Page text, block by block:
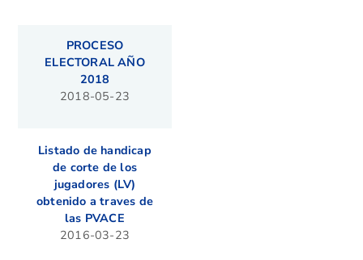
PROCESO
ELECTORAL AÑO
2018
2018-05-23
Listado de handicap
de corte de los
jugadores (LV)
obtenido a traves de
las PVACE
2016-03-23